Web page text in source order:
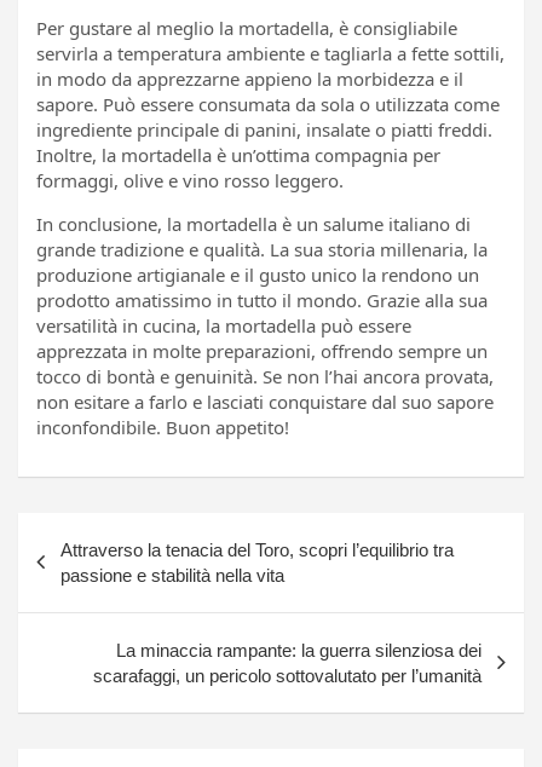
Per gustare al meglio la mortadella, è consigliabile
servirla a temperatura ambiente e tagliarla a fette sottili,
in modo da apprezzarne appieno la morbidezza e il
sapore. Può essere consumata da sola o utilizzata come
ingrediente principale di panini, insalate o piatti freddi.
Inoltre, la mortadella è un’ottima compagnia per
formaggi, olive e vino rosso leggero.
In conclusione, la mortadella è un salume italiano di
grande tradizione e qualità. La sua storia millenaria, la
produzione artigianale e il gusto unico la rendono un
prodotto amatissimo in tutto il mondo. Grazie alla sua
versatilità in cucina, la mortadella può essere
apprezzata in molte preparazioni, offrendo sempre un
tocco di bontà e genuinità. Se non l’hai ancora provata,
non esitare a farlo e lasciati conquistare dal suo sapore
inconfondibile. Buon appetito!
articoli
Attraverso la tenacia del Toro, scopri l’equilibrio tra
passione e stabilità nella vita
La minaccia rampante: la guerra silenziosa dei
scarafaggi, un pericolo sottovalutato per l’umanità